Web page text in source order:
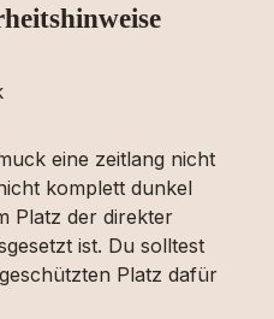
eine zeitlang nicht
komplett dunkel
Platz der direkter
ist. Du solltest
Platz dafür